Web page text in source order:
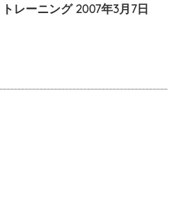
レーニング 2007年3月7日